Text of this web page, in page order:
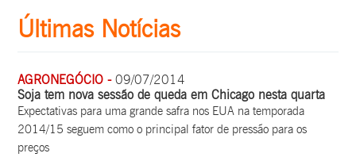
Últimas Notícias
AGRONEGÓCIO -09/07/2014
Soja tem nova sessão de queda em Chicago nesta quarta
Expectativas para uma grande safra nos EUA na temporada
2014/15 seguem como o principal fator de pressão para os
preços